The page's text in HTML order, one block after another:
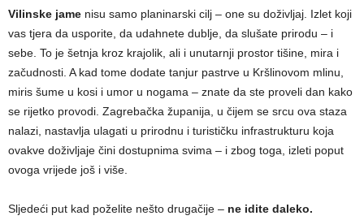
Vilinske jame nisu samo planinarski cilj – one su doživljaj. Izlet koji
vas tjera da usporite, da udahnete dublje, da slušate prirodu – i
sebe. To je šetnja kroz krajolik, ali i unutarnji prostor tišine, mira i
začudnosti. A kad tome dodate tanjur pastrve u Kršlinovom mlinu,
miris šume u kosi i umor u nogama – znate da ste proveli dan kako
se rijetko provodi. Zagrebačka županija, u čijem se srcu ova staza
nalazi, nastavlja ulagati u prirodnu i turističku infrastrukturu koja
ovakve doživljaje čini dostupnima svima – i zbog toga, izleti poput
ovoga vrijede još i više.
Sljedeći put kad poželite nešto drugačije – ne idite daleko.